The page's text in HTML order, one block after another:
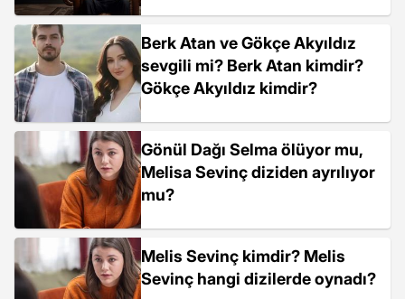
mu?
Berk Atan ve Gökçe Akyıldız
sevgili mi? Berk Atan kimdir?
Gökçe Akyıldız kimdir?
Gönül Dağı Selma ölüyor mu,
Melisa Sevinç diziden ayrılıyor
mu?
Melis Sevinç kimdir? Melis
Sevinç hangi dizilerde oynadı?